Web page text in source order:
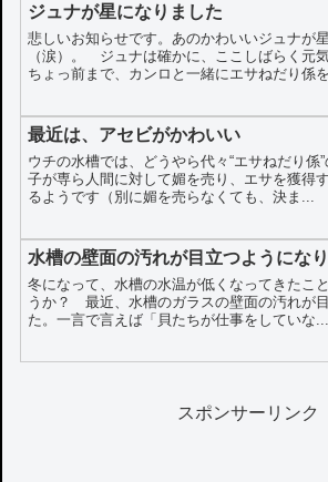
ジュナが星になりました
悲しいお知らせです。あのかわいいジュナが
（涙）。 ジュナは確かに、ここしばらく元
ちょっ前まで、カンロと一緒にエサねだり係を
最近は、アセビがかわいい
ウチの水槽では、どうやら代々“エサねだり係
子が専ら人間に対して媚を売り、エサを獲得
るようです（別に媚を売らなくても、決ま...
水槽の壁面の汚れが目立つようにな
冬になって、水槽の水温が低くなってきたこ
うか？ 最近、水槽のガラスの壁面の汚れが
た。一言で言えば「貝たちが仕事をしていな...
スポンサーリンク